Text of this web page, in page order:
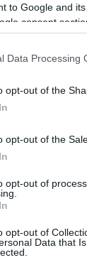
to Google and
consent
Data Processing
opt-out of the
opt-out of the
opt-out of
opt-out of
Data that
–
από
μία από τις
κοινό
της από